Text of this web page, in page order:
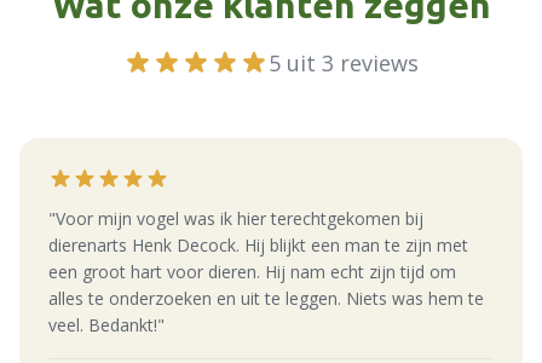
5 uit 3 reviews
"Voor mijn vogel was ik hier terechtgekomen bij
dierenarts Henk Decock. Hij blijkt een man te zijn met
een groot hart voor dieren. Hij nam echt zijn tijd om
alles te onderzoeken en uit te leggen. Niets was hem te
veel. Bedankt!"